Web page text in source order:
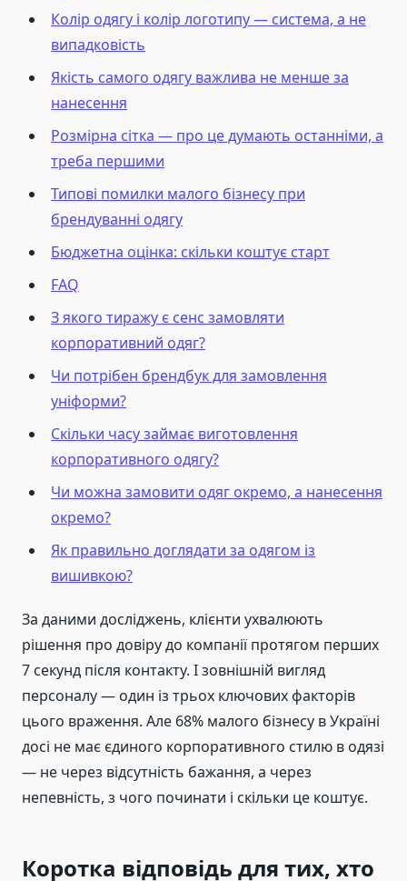
Колір одягу і колір логотипу — система, а не
випадковість
Якість самого одягу важлива не менше за
нанесення
Розмірна сітка — про це думають останніми, а
треба першими
Типові помилки малого бізнесу при
брендуванні одягу
Бюджетна оцінка: скільки коштує старт
FAQ
З якого тиражу є сенс замовляти
корпоративний одяг?
Чи потрібен брендбук для замовлення
уніформи?
Скільки часу займає виготовлення
корпоративного одягу?
Чи можна замовити одяг окремо, а нанесення
окремо?
Як правильно доглядати за одягом із
вишивкою?
За даними досліджень, клієнти ухвалюють
рішення про довіру до компанії протягом перших
7 секунд після контакту. І зовнішній вигляд
персоналу — один із трьох ключових факторів
цього враження. Але 68% малого бізнесу в Україні
досі не має єдиного корпоративного стилю в одязі
— не через відсутність бажання, а через
непевність, з чого починати і скільки це коштує.
Коротка відповідь для тих, хто